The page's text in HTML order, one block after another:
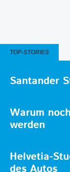
TOP-STORIES
Santander
Warum
werden
Helvetia-